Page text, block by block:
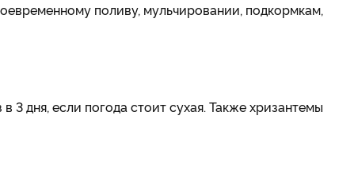
поливу, мульчировании, подкормкам,
3 дня, если погода стоит сухая. Также хризантемы